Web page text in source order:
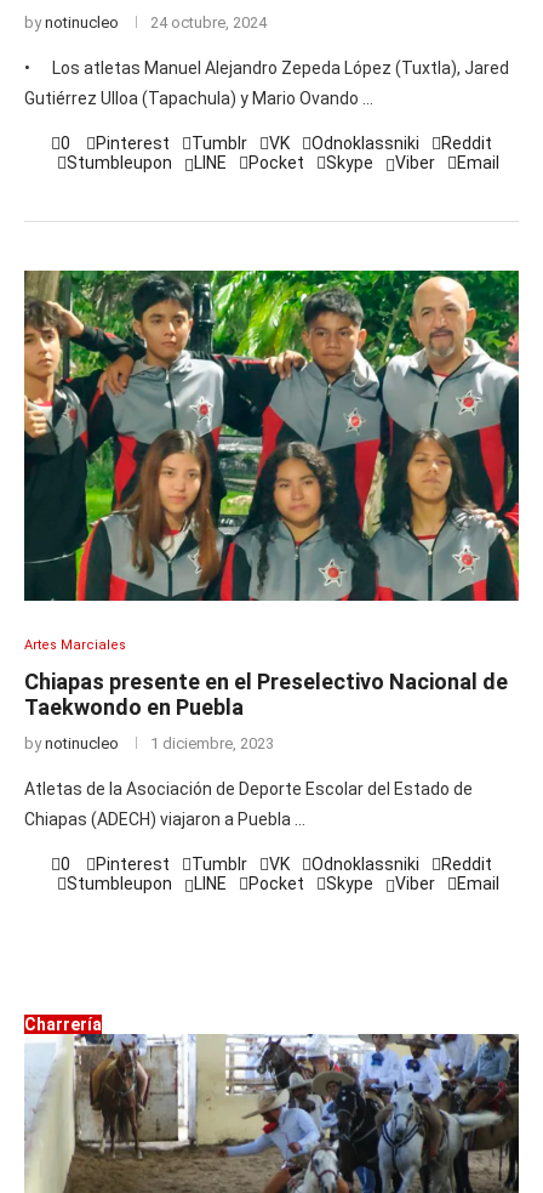
bynotinucleo 24 octubre, 2024
• Los atletas Manuel Alejandro Zepeda López (Tuxtla), Jared
Gutiérrez Ulloa (Tapachula) y Mario Ovando …
0 Pinterest Tumblr VK Odnoklassniki
Reddit
Stumbleupon
LINE Pocket Skype Viber Email
Artes Marciales
Chiapas presente en el Preselectivo Nacional de
Taekwondo en Puebla
bynotinucleo 1 diciembre, 2023
Atletas de la Asociación de Deporte Escolar del Estado de
Chiapas (ADECH) viajaron a Puebla …
0 Pinterest Tumblr VK Odnoklassniki
Reddit
Stumbleupon
LINE Pocket Skype Viber Email
Charrería